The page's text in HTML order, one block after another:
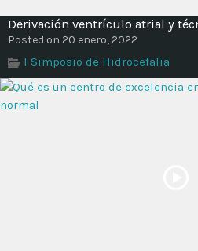
Derivación ventrículo atrial y
Posted on 20 enero, 2022
I Simposio de Hidrocefalia